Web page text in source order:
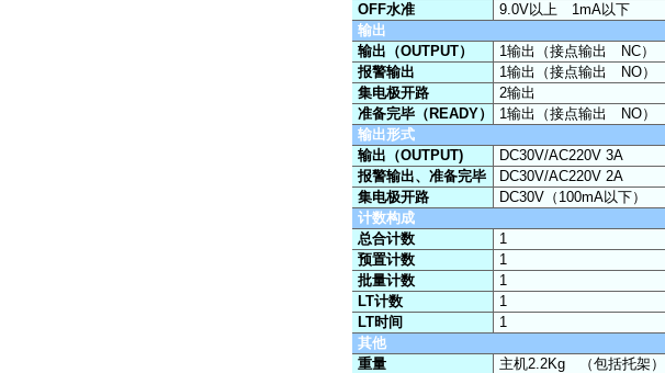
OFF水准
9.0V以上 1mA以下
输出
输出（OUTPUT）
1输出（接点输出 NC）
报警输出
1输出（接点输出 NO）
集电极开路
2输出
准备完毕（READY）
1输出（接点输出 NO）
输出形式
输出（OUTPUT)
DC30V/AC220V 3A
报警输出、准备完毕
DC30V/AC220V 2A
集电极开路
DC30V（100mA以下）
计数构成
总合计数
1
预置计数
1
批量计数
1
LT计数
1
LT时间
1
其他
重量
主机2.2Kg （包括托架）